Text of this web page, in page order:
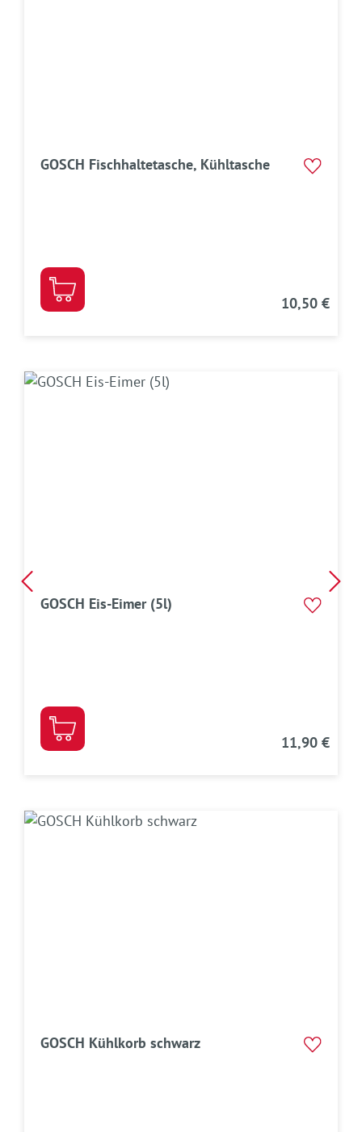
GOSCH Fischhaltetasche, Kühltasche
10,50 €
GOSCH Eis-Eimer (5l)
11,90 €
GOSCH Kühlkorb schwarz